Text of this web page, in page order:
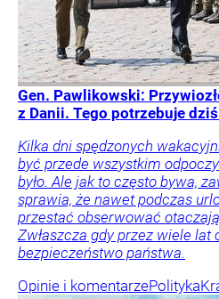
Gen. Pawlikowski:
z Danii. Tego potrzebuje dziś
Kilka dni spędzonych
być przede wszystkim
było. Ale jak to często bywa,
sprawia, że nawet podczas
przestać obserwować
Zwłaszcza gdy przez wiele lat
bezpieczeństwo państwa.
Opinie i komentarzePolityka